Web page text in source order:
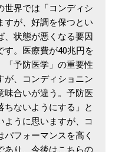
世界では「コンディシ
すが、好調を保つとい
、状態が悪くなる要因
す。医療費が40兆円を
「予防医学」の重要性
が、コンディショニン
味合いが違う。予防医
ちないようにする」と
ように思いますが、コ
パフォーマンスを高く
あり、今後はこちらの